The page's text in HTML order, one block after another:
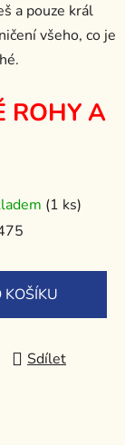
a pouze král
všeho, co je
ROHY A
(1 ks)
KOŠÍKU
Sdílet